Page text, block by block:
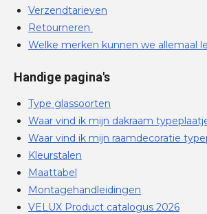
Verzendtarieven
Retourneren
Welke merken kunnen we allemaal
Handige pagina's
Type glassoorten
Waar vind ik mijn dakraam
Waar vind ik mijn raamdecoratie
Kleurstalen
Maattabel
Montagehandleidingen
VELUX Product catalogus 2026